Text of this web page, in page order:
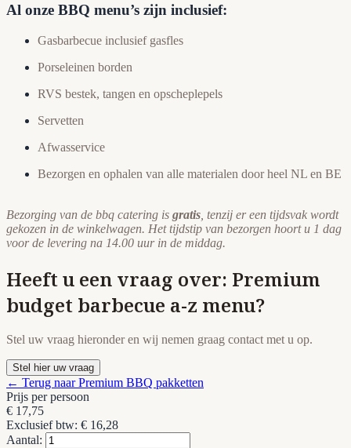
Al onze BBQ menu’s zijn inclusief:
Gasbarbecue inclusief gasfles
Porseleinen borden
RVS bestek, tangen en opscheplepels
Servetten
Afwasservice
Bezorgen en ophalen van alle materialen door heel NL en BE
Bezorging van de bbq catering is gratis , tenzij er een tijdsvak wordt
gekozen in de winkelwagen. Het tijdstip van bezorgen hoort u 1 dag
voor de levering na 14.00 uur in de middag.
Heeft u een vraag over: Premium
budget barbecue a-z menu?
Stel uw vraag hieronder en wij nemen graag contact met u op.
Stel hier uw vraag
← Terug naar Premium BBQ pakketten
Prijs per persoon
€ 17,75
Exclusief btw: € 16,28
Aantal: